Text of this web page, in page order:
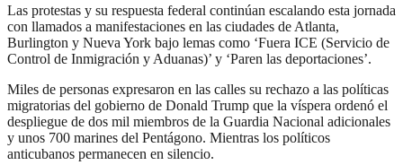
Las protestas y su respuesta federal continúan escalando esta jornada
con llamados a manifestaciones en las ciudades de Atlanta,
Burlington y Nueva York bajo lemas como ‘Fuera ICE (Servicio de
Control de Inmigración y Aduanas)’ y ‘Paren las deportaciones’.
Miles de personas expresaron en las calles su rechazo a las políticas
migratorias del gobierno de Donald Trump que la víspera ordenó el
despliegue de dos mil miembros de la Guardia Nacional adicionales
y unos 700 marines del Pentágono. Mientras los políticos
anticubanos permanecen en silencio.